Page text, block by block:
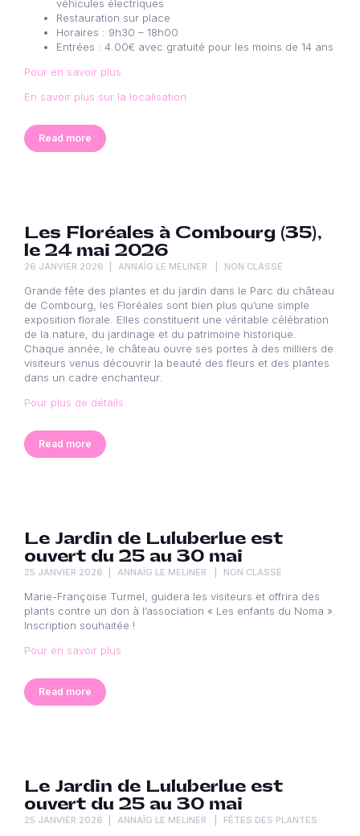
véhicules électriques
Restauration sur place
Horaires : 9h30 – 18h00
Entrées : 4.00€ avec gratuité pour les moins de 14 ans
Pour en savoir plus
En savoir plus sur la localisation
Read more
Les Floréales à Combourg (35),
le 24 mai 2026
26 JANVIER 2026 ANNAÏG LE MELINER NON CLASSÉ
Grande fête des plantes et du jardin dans le Parc du château
de Combourg, les Floréales sont bien plus qu’une simple
exposition florale. Elles constituent une véritable célébration
de la nature, du jardinage et du patrimoine historique.
Chaque année, le château ouvre ses portes à des milliers de
visiteurs venus découvrir la beauté des fleurs et des plantes
dans un cadre enchanteur.
Pour plus de détails
Read more
Le Jardin de Luluberlue est
ouvert du 25 au 30 mai
25 JANVIER 2026 ANNAÏG LE MELINER NON CLASSÉ
Marie-Françoise Turmel, guidera les visiteurs et offrira des
plants contre un don à l’association « Les enfants du Noma ».
Inscription souhaitée !
Pour en savoir plus
Read more
Le Jardin de Luluberlue est
ouvert du 25 au 30 mai
25 JANVIER 2026 ANNAÏG LE MELINER FÊTES DES PLANTES